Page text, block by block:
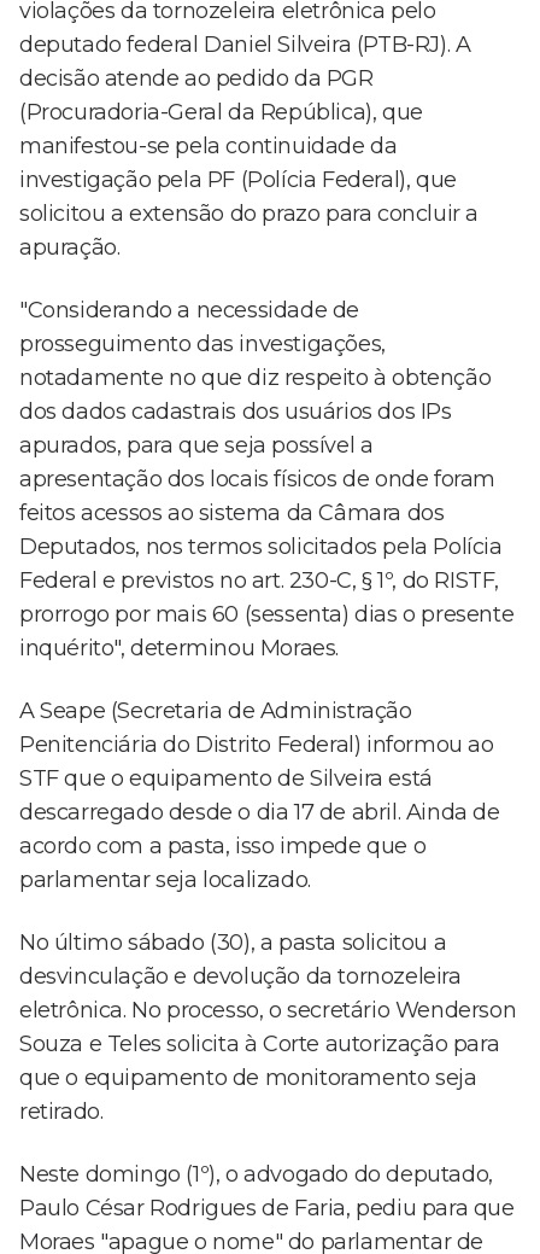
violações da tornozeleira eletrônica pelo
deputado federal Daniel Silveira (PTB-RJ). A
decisão atende ao pedido da PGR
(Procuradoria-Geral da República), que
manifestou-se pela continuidade da
investigação pela PF (Polícia Federal), que
solicitou a extensão do prazo para concluir a
apuração.
"Considerando a necessidade de
prosseguimento das investigações,
notadamente no que diz respeito à obtenção
dos dados cadastrais dos usuários dos IPs
apurados, para que seja possível a
apresentação dos locais físicos de onde foram
feitos acessos ao sistema da Câmara dos
Deputados, nos termos solicitados pela Polícia
Federal e previstos no art. 230-C, § 1º, do RISTF,
prorrogo por mais 60 (sessenta) dias o presente
inquérito", determinou Moraes.
A Seape (Secretaria de Administração
Penitenciária do Distrito Federal) informou ao
STF que o equipamento de Silveira está
descarregado desde o dia 17 de abril. Ainda de
acordo com a pasta, isso impede que o
parlamentar seja localizado.
No último sábado (30), a pasta solicitou a
desvinculação e devolução da tornozeleira
eletrônica. No processo, o secretário Wenderson
Souza e Teles solicita à Corte autorização para
que o equipamento de monitoramento seja
retirado.
Neste domingo (1º), o advogado do deputado,
Paulo César Rodrigues de Faria, pediu para que
Moraes "apague o nome" do parlamentar de